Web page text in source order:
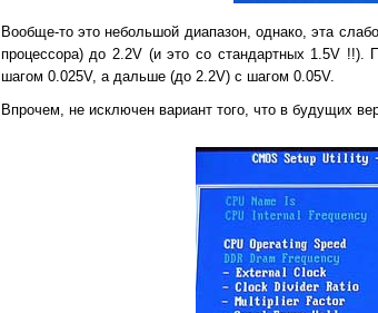
Вообще-то это небольшой диапазон, однако, эта
процессора) до 2.2V (и это со стандартных 1.5V
шагом 0.025V, а дальше (до 2.2V) с шагом 0.05V.
Впрочем, не исключен вариант того, что в будущих